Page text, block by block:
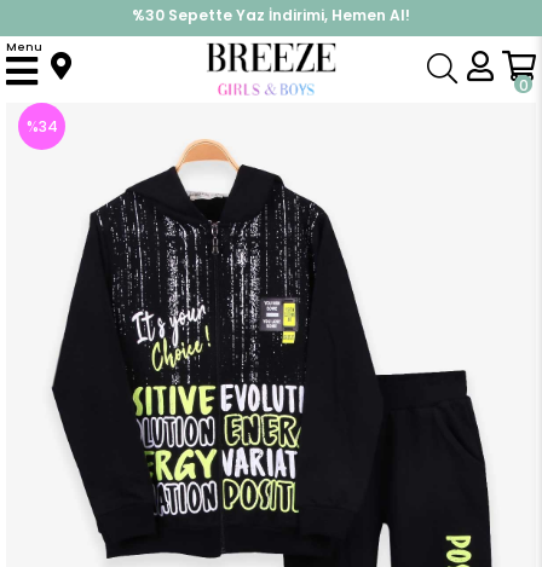
%30 Sepette Yaz İndirimi, Hemen Al!
İndirimlere ek %10 İndirimi Kap, Hemen Üye Ol!
0
Menu
Anasayfa Takımlar Eşofman Takımı Erkek Çocuk Eşofman Takımı Baskılı Kapüşonlu Siyah (9 Yaş)
%34